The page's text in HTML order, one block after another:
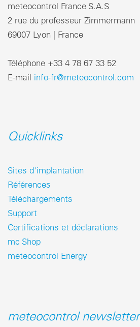
meteocontrol France S.A.S
2 rue du professeur Zimmermann
69007 Lyon | France
Téléphone +33 4 78 67 33 52
E-mail info-fr@meteocontrol.com
Quicklinks
Sites d'implantation
Références
Téléchargements
Support
Certifications et déclarations
mc Shop
meteocontrol Energy
meteocontrol newsletter